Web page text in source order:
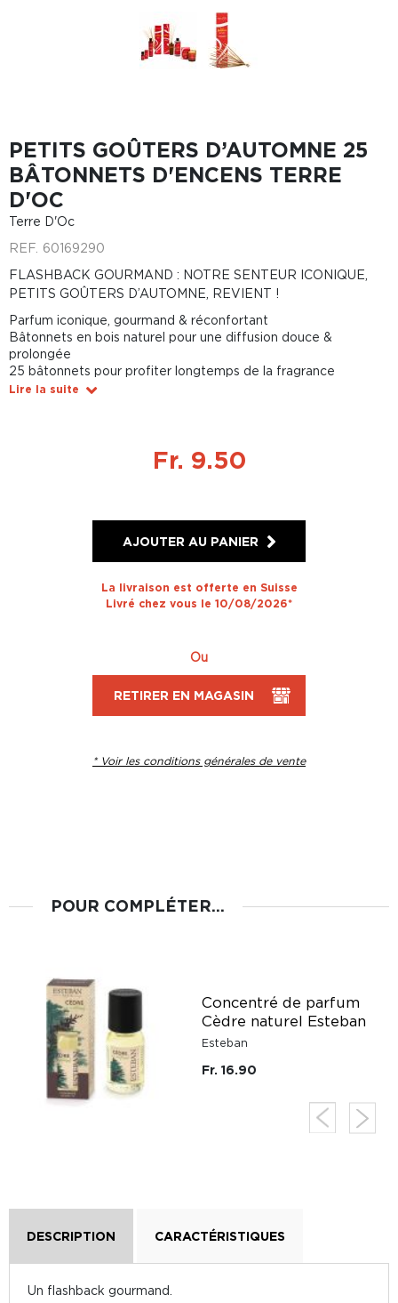
PETITS GOÛTERS D’AUTOMNE 25
BÂTONNETS D'ENCENS TERRE
D'OC
Terre D'Oc
REF. 60169290
FLASHBACK GOURMAND : NOTRE SENTEUR ICONIQUE,
PETITS GOÛTERS D’AUTOMNE, REVIENT !
Parfum iconique, gourmand & réconfortant
Bâtonnets en bois naturel pour une diffusion douce &
prolongée
25 bâtonnets pour profiter longtemps de la fragrance
Lire la suite
Fr. 9.50
AJOUTER AU PANIER
La livraison est offerte en Suisse
Livré chez vous le 10/08/2026*
Ou
RETIRER EN MAGASIN
* Voir les conditions générales de vente
POUR COMPLÉTER...
Concentré de parfum
Cèdre naturel Esteban
Esteban
Fr. 16.90
DESCRIPTION CARACTÉRISTIQUES
Un flashback gourmand.